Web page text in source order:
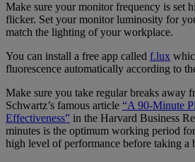
Make sure your monitor frequency is set
flicker. Set your monitor luminosity for
match the lighting of your workplace.
You can install a free app called f.lux
fluorescence automatically according to
Make sure you take regular breaks away
Schwartz’s famous article “A 90-Minute
Effectiveness” in the Harvard Business
minutes is the optimum working period
high level of performance before taking a